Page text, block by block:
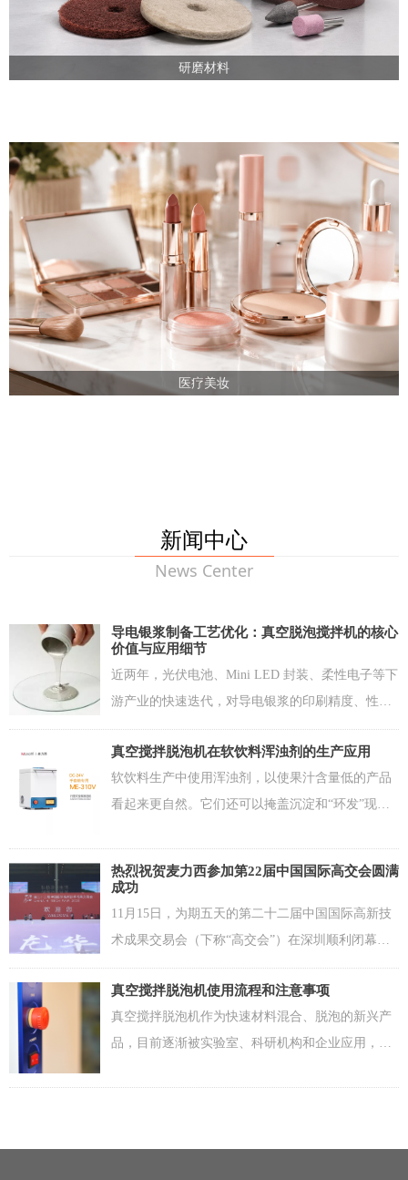
新闻中心
News Center
导电银浆制备工艺优化：真空脱泡搅拌机的核心
价值与应用细节
近两年，光伏电池、Mini LED 封装、柔性电子等下
游产业的快速迭代，对导电银浆的印刷精度、性能
稳定性提出了越来越高的要求。导电银浆行业的竞
争，早已从单纯的配方比拼，转向了制备工艺的精
细化竞争。
真空搅拌脱泡机在软饮料浑浊剂的生产应用
软饮料生产中使用浑浊剂，以使果汁含量低的产品
看起来更自然。它们还可以掩盖沉淀和“环发”现象,
配方将包含以下内容：
热烈祝贺麦力西参加第22届中国国际高交会圆满
成功
11月15日，为期五天的第二十二届中国国际高新技
术成果交易会（下称“高交会”）在深圳顺利闭幕。
本届高交会期间，线下24个、线上29个国家和国际
组织，共109个团组前来参展，线上展会累计访问量
超过200万人次，现场参观人次达45.1万次。
真空搅拌脱泡机使用流程和注意事项
真空搅拌脱泡机作为快速材料混合、脱泡的新兴产
品，目前逐渐被实验室、科研机构和企业应用，但
拌脱泡机的主要使用流程和注意事项。
研磨材料
医疗美妆